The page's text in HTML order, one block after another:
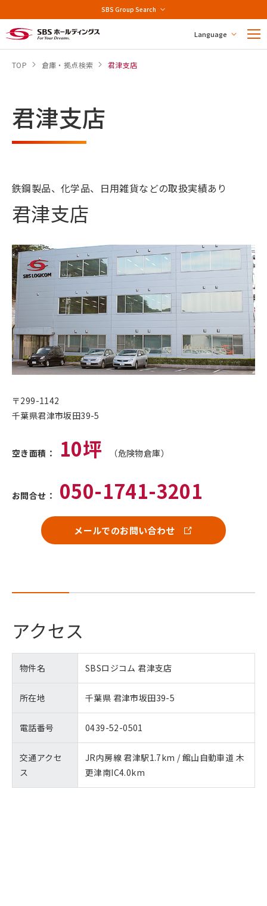
Language
SBS Group Search
TOP 倉庫・拠点検索 君津支店
君津支店
鉄鋼製品、化学品、日用雑貨などの取扱実績あり
君津支店
〒299-1142
千葉県君津市坂田39-5
空き面積： 10坪 （危険物倉庫）
お問合せ： 050-1741-3201
メールでのお問い合わせ
アクセス
物件名 SBSロジコム 君津支店
所在地 千葉県 君津市坂田39-5
電話番号 0439-52-0501
交通アクセ
ス
JR内房線 君津駅1.7km / 館山自動車道 木
更津南IC4.0km